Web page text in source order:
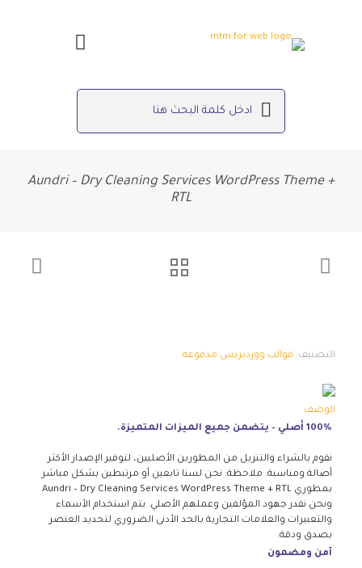
Aundri – Dry Cleaning Services WordPress Theme +
RTL
التصنيف: قوالب ووردبريس مدفوعه
الوصف
100% أصلي – يتضمن جميع الميزات المتميزة.
نقوم بالشراء والتنزيل من المطورين الأصليين، لتوفير الإصدار الأكثر
أصالة ومناسبة. ملاحظة: نحن لسنا تابعين أو مرتبطين بشكل مباشر
بمطوري Aundri – Dry Cleaning Services WordPress Theme + RTL
ونحن نقدر جهود المؤلفين وعملهم الأصلي. يتم استخدام الأسماء
والتعبيرات والعلامات التجارية بالحد الأدنى الضروري لتحديد العنصر
بصدق ودقة.
آمن ومضمون